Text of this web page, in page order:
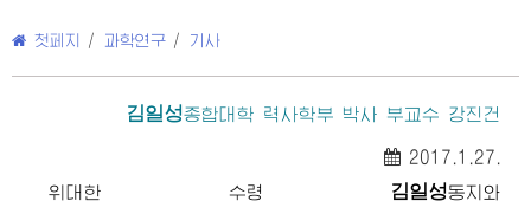
첫페지 / 과학연구 / 기사
김일성종합대학 력사학부 박사 부교수 강진건
2017.1.27.
위대한
수령 김일성동지 와